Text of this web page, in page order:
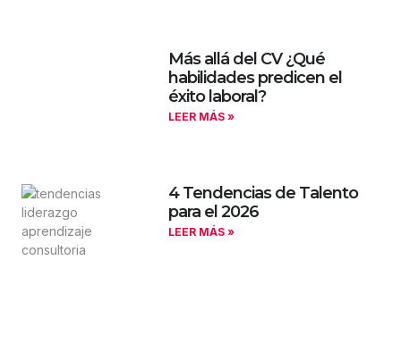
Más allá del CV ¿Qué
habilidades predicen el
éxito laboral?
LEER MÁS »
4 Tendencias de Talento
para el 2026
LEER MÁS »